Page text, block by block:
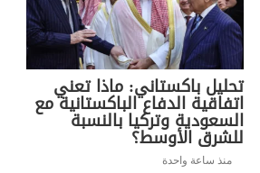
تحليل باكستاني: ماذا تعني
اتفاقية الدفاع الباكستانية مع
السعودية وتركيا بالنسبة
للشرق الأوسط؟
منذ ساعة واحدة